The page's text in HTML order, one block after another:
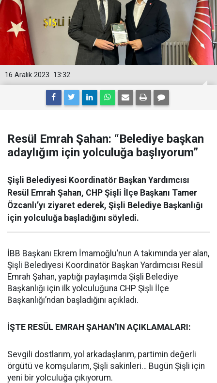
13:32
16 Aralık 2023
Resül Emrah Şahan: “Belediye başkan
adaylığım için yolculuğa başlıyorum”
Şişli Belediyesi Koordinatör Başkan Yardımcısı
Resül Emrah Şahan, CHP Şişli İlçe Başkanı Tamer
Özcanlı’yı ziyaret ederek, Şişli Belediye Başkanlığı
için yolculuğa başladığını söyledi.
İBB Başkanı Ekrem İmamoğlu’nun A takımında yer alan,
Şişli Belediyesi Koordinatör Başkan Yardımcısı Resül
Emrah Şahan, yaptığı paylaşımda Şişli Belediye
Başkanlığı için ilk yolculuğuna CHP Şişli İlçe
Başkanlığı’ndan başladığını açıkladı.
İŞTE RESÜL EMRAH ŞAHAN’IN AÇIKLAMALARI:
Sevgili dostlarım, yol arkadaşlarım, partimin değerli
örgütü ve komşularım, Şişli sakinleri… Bugün Şişli için
yeni bir yolculuğa çıkıyorum.